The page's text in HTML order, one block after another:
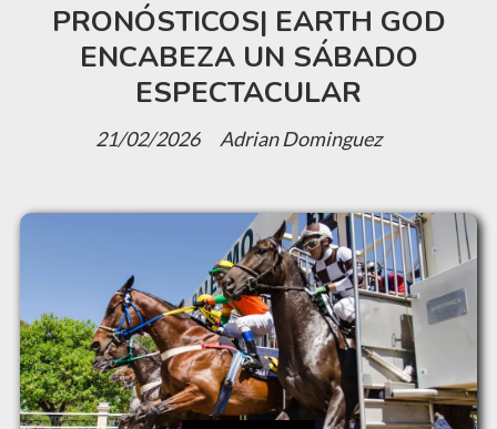
PRONÓSTICOS| EARTH GOD
ENCABEZA UN SÁBADO
ESPECTACULAR
Adrian Dominguez
21/02/2026